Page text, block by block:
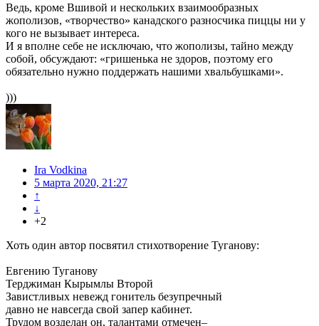
Ведь, кроме Вшивой и нескольких взаимообразных
жополизов, «творчество» канадского разносчика пиццы ни у
кого не вызывает интереса.
И я вполне себе не исключаю, что жополизы, тайно между
собой, обсуждают: «гришенька не здоров, поэтому его
обязательно нужно поддержать нашими хвальбушками».
)))
Ira Vodkina
5 марта 2020, 21:27
↑
↓
+2
Хоть один автор посвятил стихотворение Туганову:
Евгению Туганову
Терджиман Кырымлы Второй
Завистливых невежд гонитель безупречный
давно не навсегда свой запер кабинет.
Трудом возделан он, талантами отмечен–